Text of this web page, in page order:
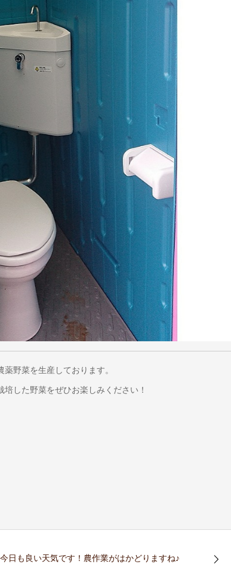
野菜を生産しております。
した野菜をぜひお楽しみください！
今日も良い天気です！農作業がはかどりますね♪